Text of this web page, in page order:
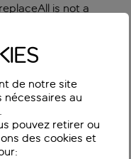
is not a
de notre site
nécessaires au
pouvez retirer ou
des cookies et